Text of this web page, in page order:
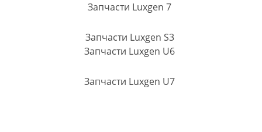
Запчасти Luxgen 7
Запчасти Luxgen S3
Запчасти Luxgen U6
Запчасти Luxgen U7